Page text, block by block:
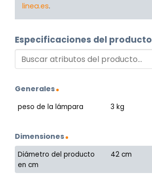
linea.es.
Especificaciones del producto
Generales
peso de la lámpara 3 kg
Dimensiones
Diámetro del producto
en cm
42 cm